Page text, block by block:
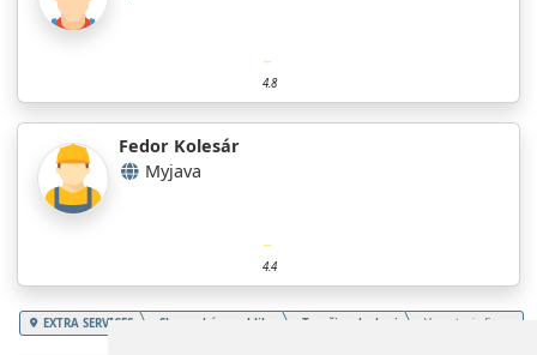
4.8
Fedor Kolesár
Myjava
4.4
EXTRA SERVICES Slovenská republika Trenčiansky kraj Vypratanie firmy